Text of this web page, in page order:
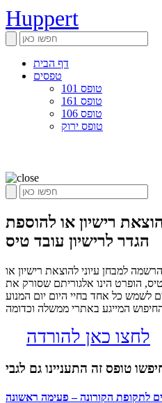
Huppert
דף הבית
טפסים
טופס 101
טופס 161
טופס 106
טופס ירוק
רישיון או להוספת
הגדר לרישיון עובד טיס
למבחן עיוני להוצאת רישיון או
הופרט הינו אלגוריתם שסורק את
לשמש כל אחד בחיי היום יום המנוע
המייגע באתרי ממשלה וכדומה
לחצו כאן להורדה
טופס זה התעניינו גם לגבי
לתקופת הקורונה – פעימה ראשונה